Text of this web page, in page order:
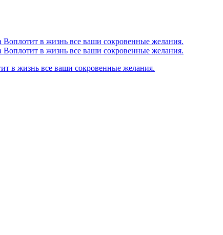
в жизнь все ваши сокровенные желания.